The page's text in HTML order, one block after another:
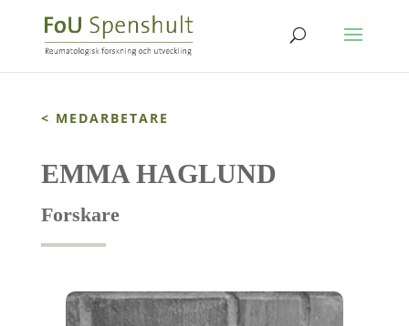
< MEDARBETARE
EMMA HAGLUND
Forskare